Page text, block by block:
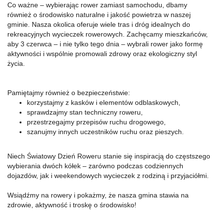
Co ważne – wybierając rower zamiast samochodu, dbamy
również o środowisko naturalne i jakość powietrza w naszej
gminie. Nasza okolica oferuje wiele tras i dróg idealnych do
rekreacyjnych wycieczek rowerowych. Zachęcamy mieszkańców,
aby 3 czerwca – i nie tylko tego dnia – wybrali rower jako formę
aktywności i wspólnie promowali zdrowy oraz ekologiczny styl
życia.
Pamiętajmy również o bezpieczeństwie:
korzystajmy z kasków i elementów odblaskowych,
sprawdzajmy stan techniczny roweru,
przestrzegajmy przepisów ruchu drogowego,
szanujmy innych uczestników ruchu oraz pieszych.
Niech Światowy Dzień Roweru stanie się inspiracją do częstszego
wybierania dwóch kółek – zarówno podczas codziennych
dojazdów, jak i weekendowych wycieczek z rodziną i przyjaciółmi.
Wsiądźmy na rowery i pokażmy, że nasza gmina stawia na
zdrowie, aktywność i troskę o środowisko!